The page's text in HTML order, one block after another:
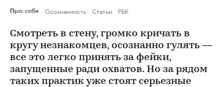
Про: себя Осознанность Статьи РБК
Смотреть в стену, громко кричать в
кругу незнакомцев, осознанно гулять —
все это легко принять за фейки,
запущенные ради охватов. Но за рядом
таких практик уже стоят серьезные